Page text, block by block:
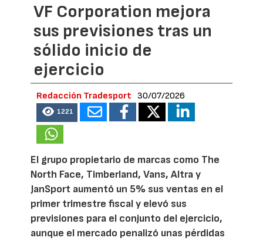
VF Corporation mejora
sus previsiones tras un
sólido inicio de
ejercicio
Redacción Tradesport 30/07/2026
1221
El grupo propietario de marcas como The
North Face, Timberland, Vans, Altra y
JanSport aumentó un 5% sus ventas en el
primer trimestre fiscal y elevó sus
previsiones para el conjunto del ejercicio,
aunque el mercado penalizó unas pérdidas